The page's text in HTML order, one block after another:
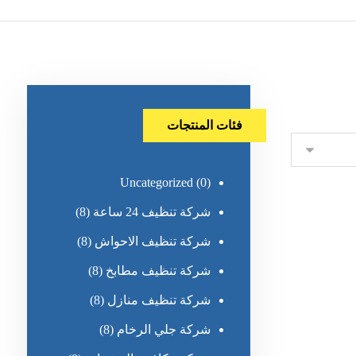
فئات المنتجات
Uncategorized (0)
شركة تنظيف 24 ساعة (8)
شركة تنظيف الاحواش (8)
شركة تنظيف مطابخ (8)
شركة تنظيف منازل (8)
شركة جلي الرخام (8)